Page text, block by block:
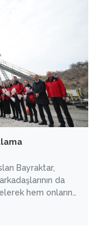
Bayraktar,
da
hem onların